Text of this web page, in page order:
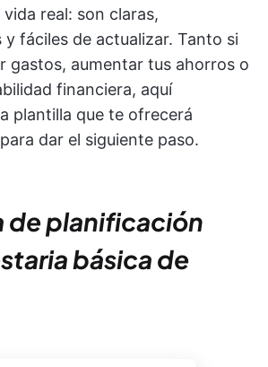
real: son claras,
y fáciles de actualizar. Tanto si
gastos, aumentar tus ahorros o
financiera, aquí
plantilla que te ofrecerá
dar el siguiente paso.
de planificación
básica de